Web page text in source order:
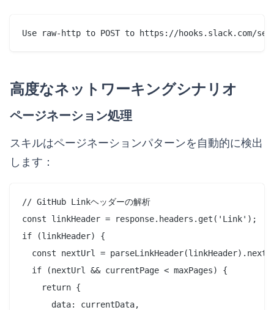
高度なネットワーキングシナリオ
ページネーション処理
スキルはページネーションパターンを自動的に検出
します：
// GitHub Linkヘッダーの解析
const linkHeader = response.headers.get('Link');
if (linkHeader) {
  const nextUrl = parseLinkHeader(linkHeader).next;
  if (nextUrl && currentPage < maxPages) {
    return {
      data: currentData,